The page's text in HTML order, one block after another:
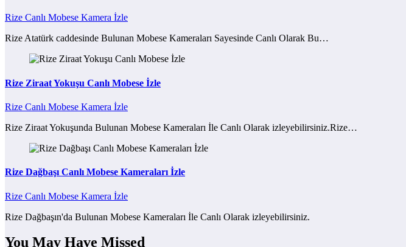
Rize Canlı Mobese Kamera İzle
Rize Atatürk caddesinde Bulunan Mobese Kameraları Sayesinde Canlı Olarak Bu…
Rize Ziraat Yokuşu Canlı Mobese İzle
Rize Canlı Mobese Kamera İzle
Rize Ziraat Yokuşunda Bulunan Mobese Kameraları İle Canlı Olarak izleyebilirsiniz.Rize…
Rize Dağbaşı Canlı Mobese Kameraları İzle
Rize Canlı Mobese Kamera İzle
Rize Dağbaşın'da Bulunan Mobese Kameraları İle Canlı Olarak izleyebilirsiniz.
You May Have Missed